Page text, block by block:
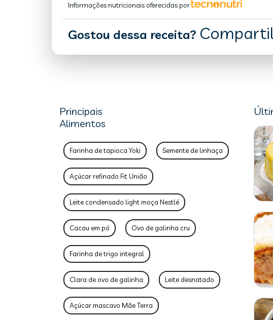
Informações nutricionais oferecidas por
Gostou dessa receita?
Principais
Alimentos
Farinha de tapioca Yoki Semente de linhaça
Açúcar refinado Fit União
Leite condensado light moça Nestlé
Cacau em pó Ovo de galinha cru
Farinha de trigo integral
Clara de ovo de galinha Leite desnatado
Açúcar mascavo Mãe Terra